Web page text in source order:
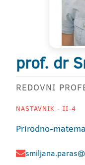
prof. dr
REDOVNI
NASTAVNIK - II-4
Prirodno-